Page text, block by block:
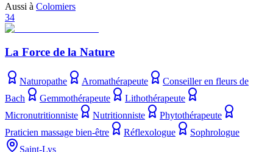
Aussi à Colomiers
34
La Force de la Nature
Naturopathe Aromathérapeute
Conseiller en fleurs de
Bach
Gemmothérapeute
Lithothérapeute
Micronutritionniste
Nutritionniste
Phytothérapeute
Praticien massage bien-être
Réflexologue
Sophrologue
Saint-Lys